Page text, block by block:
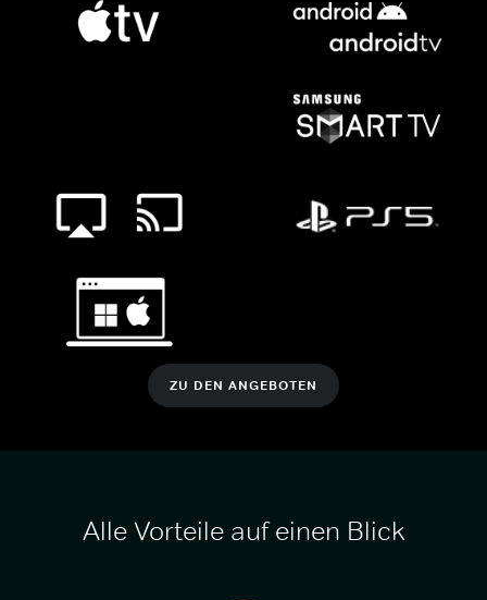
ZU DEN ANGEBOTEN
Alle Vorteile auf einen Blick